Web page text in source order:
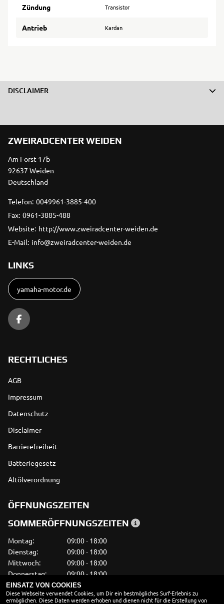
Zündung Transistor
Antrieb Kardan
DISCLAIMER
ZWEIRADCENTER WEIDEN
Am Forst 17b
92637 Weiden
Deutschland
Telefon: 0049961-3885-400
Fax: 0961-3885-488
Website: http://www.zweiradcenter-weiden.de
E-Mail: info@zweiradcenter-weiden.de
LINKS
yamaha-motor.de
RECHTLICHES
AGB
Impressum
Datenschutz
Disclaimer
Barrierefreiheit
Batteriegesetz
Altölverordnung
ÖFFNUNGSZEITEN
SOMMERÖFFNUNGSZEITEN
Montag:
09:00 - 18:00
Dienstag:
09:00 - 18:00
Mittwoch:
09:00 - 18:00
Donnerstag:
09:00 - 18:00
Freitag:
09:00 - 18:00
Samstag:
09:00 - 14:00
EINSATZ VON COOKIES
Diese Webseite verwendet Cookies, um Dir ein bestmögliches Surf-Erlebnis zu
ermöglichen. Diese Daten werden erhoben und dienen nicht für die Erstellung von